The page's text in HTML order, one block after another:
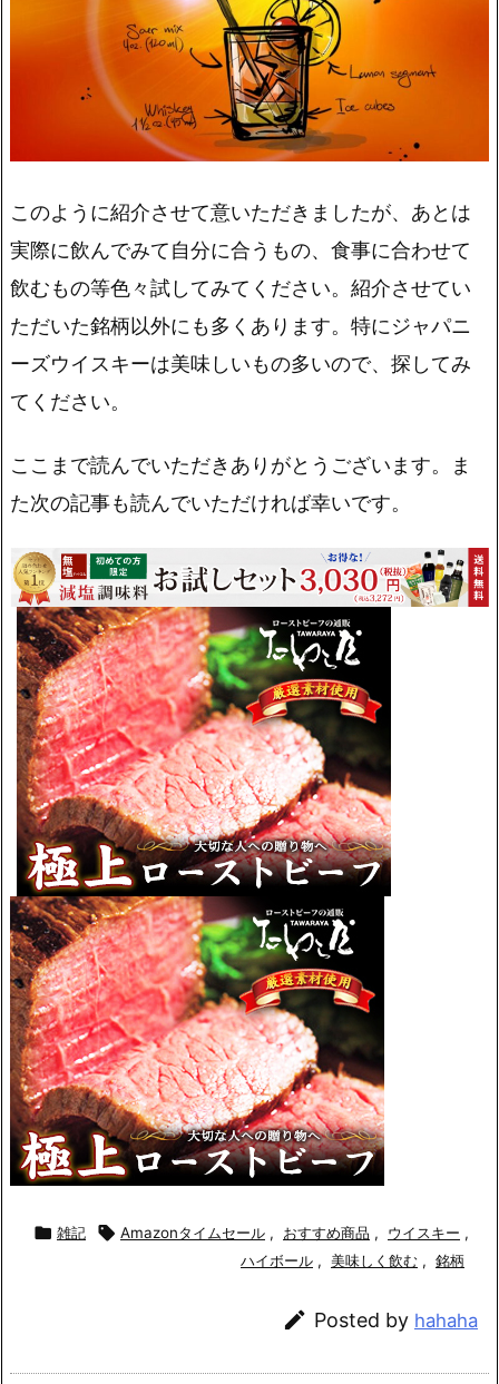
このように紹介させて意いただきましたが、あとは
実際に飲んでみて自分に合うもの、食事に合わせて
飲むもの等色々試してみてください。紹介させてい
ただいた銘柄以外にも多くあります。特にジャパニ
ーズウイスキーは美味しいもの多いので、探してみ
てください。
ここまで読んでいただきありがとうございます。ま
た次の記事も読んでいただければ幸いです。
 雑記  Amazonタイムセール , おすすめ商品 , ウイスキー ,
ハイボール , 美味しく飲む , 銘柄
 Posted by hahaha